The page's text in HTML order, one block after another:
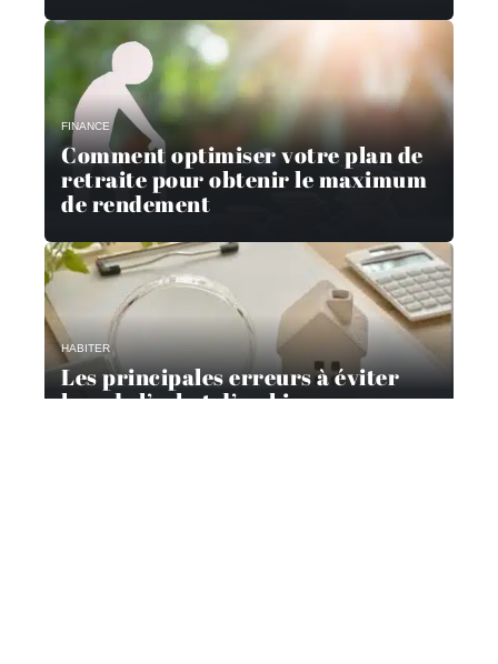
FINANCE
Comment optimiser votre plan de
retraite pour obtenir le maximum
de rendement
HABITER
Les principales erreurs à éviter
lors de l’achat d’un bien